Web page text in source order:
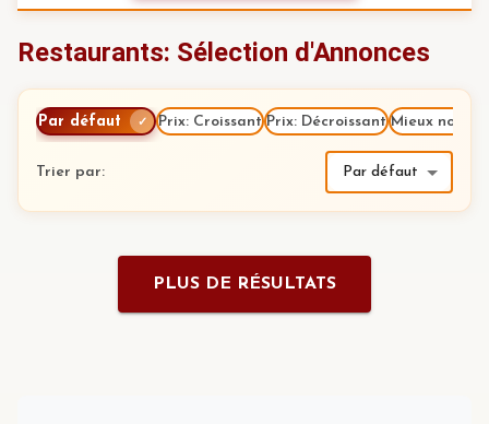
Restaurants: Sélection d'Annonces
Par défaut ✓ Prix: Croissant Prix: Décroissant Mieux notés
Trier par: Par défaut
PLUS DE RÉSULTATS